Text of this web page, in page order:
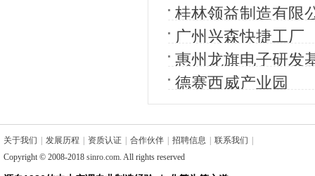
桂林领益制造有限
广州兴森快捷工厂
惠州龙旗电子研发
德赛西威产业园
关于我们 发展历程 资质认证 合作伙伴 招聘信息 联系我们
Copyright © 2008-2018 sinro.com. All rights reserved